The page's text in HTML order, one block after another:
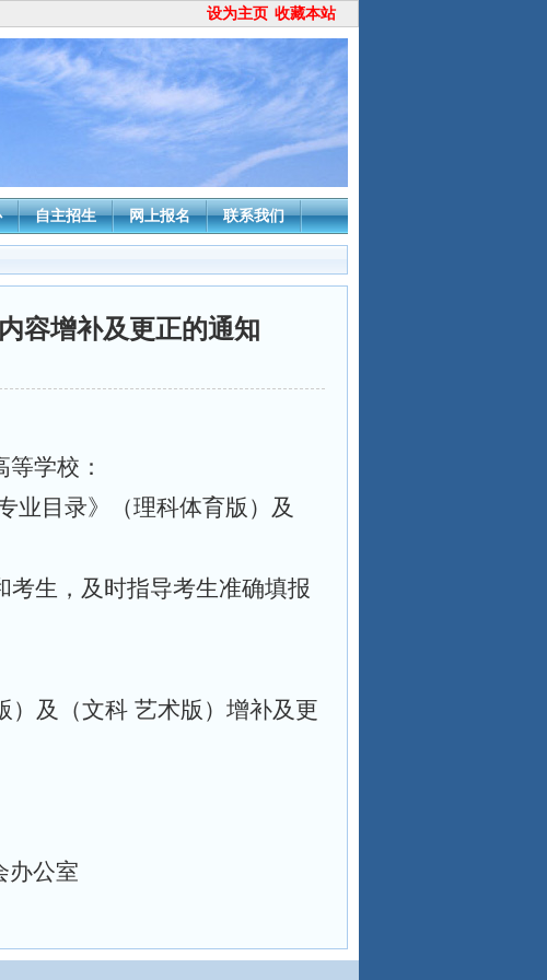
设为主页 收藏本站
自主招生 网上报名 联系我们
容增补及更正的通知
学校：
业目录》（理科体育版）及
生，及时指导考生准确填报
）及（文科 艺术版）增补及更
办公室